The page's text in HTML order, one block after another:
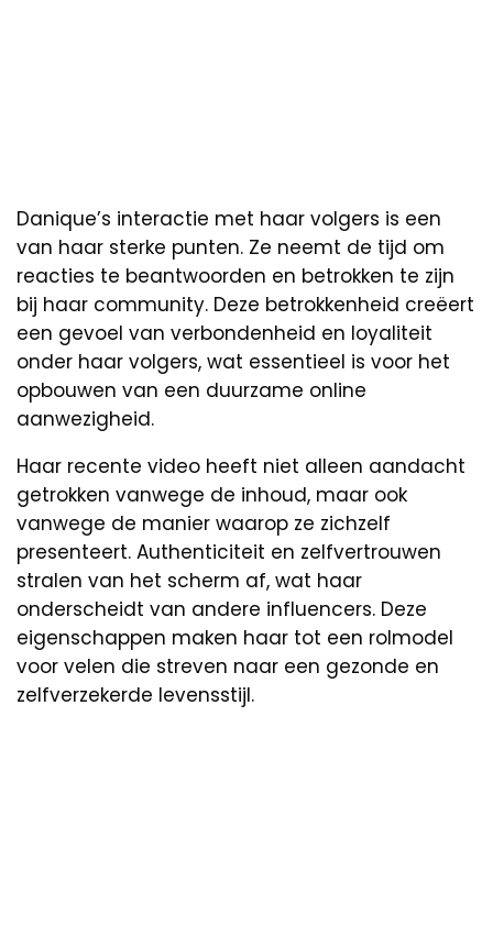
Danique’s interactie met haar volgers is een
van haar sterke punten. Ze neemt de tijd om
reacties te beantwoorden en betrokken te zijn
bij haar community. Deze betrokkenheid creëert
een gevoel van verbondenheid en loyaliteit
onder haar volgers, wat essentieel is voor het
opbouwen van een duurzame online
aanwezigheid.
Haar recente video heeft niet alleen aandacht
getrokken vanwege de inhoud, maar ook
vanwege de manier waarop ze zichzelf
presenteert. Authenticiteit en zelfvertrouwen
stralen van het scherm af, wat haar
onderscheidt van andere influencers. Deze
eigenschappen maken haar tot een rolmodel
voor velen die streven naar een gezonde en
zelfverzekerde levensstijl.